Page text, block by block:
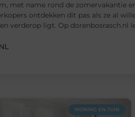
met name rond de zomervakantie
ontdekken dit pas als ze al
verderop ligt. Op dorenbosrasch.nl
WONING EN TUIN